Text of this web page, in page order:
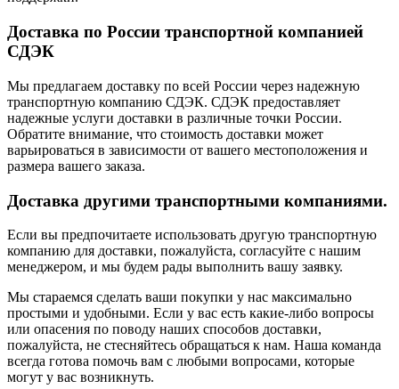
Доставка по России транспортной компанией
СДЭК
Мы предлагаем доставку по всей России через надежную
транспортную компанию СДЭК. СДЭК предоставляет
надежные услуги доставки в различные точки России.
Обратите внимание, что стоимость доставки может
варьироваться в зависимости от вашего местоположения и
размера вашего заказа.
Доставка другими транспортными компаниями.
Если вы предпочитаете использовать другую транспортную
компанию для доставки, пожалуйста, согласуйте с нашим
менеджером, и мы будем рады выполнить вашу заявку.
Мы стараемся сделать ваши покупки у нас максимально
простыми и удобными. Если у вас есть какие-либо вопросы
или опасения по поводу наших способов доставки,
пожалуйста, не стесняйтесь обращаться к нам. Наша команда
всегда готова помочь вам с любыми вопросами, которые
могут у вас возникнуть.